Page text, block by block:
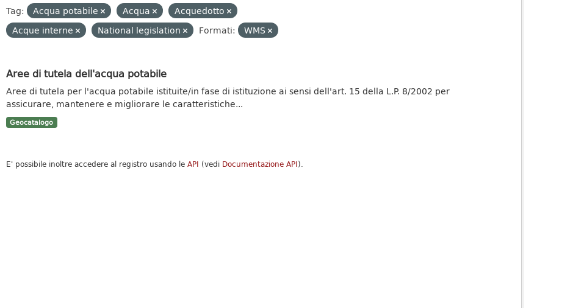
Tag: Acqua potabile Acqua
Acquedotto
Acque interne
National legislation Formati: WMS
Aree di tutela dell'acqua potabile
Aree di tutela per l'acqua potabile istituite/in fase di istituzione ai sensi dell'art. 15 della L.P. 8/2002 per
assicurare, mantenere e migliorare le caratteristiche...
Geocatalogo
E' possibile inoltre accedere al registro usando le API (vedi Documentazione API).